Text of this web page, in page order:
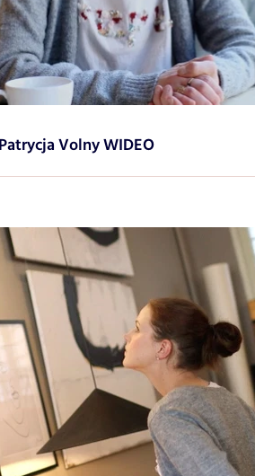
Volny WIDEO